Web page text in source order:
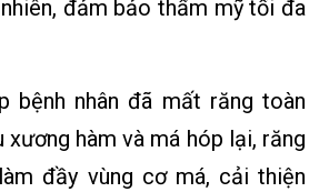
đảm bảo thẩm mỹ tối đa
bệnh nhân đã mất răng toàn
xương hàm và má hóp lại, răng
đầy vùng cơ má, cải thiện